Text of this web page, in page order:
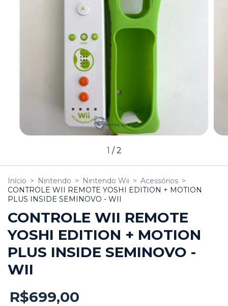
1 /2
Início > Nintendo > Nintendo Wii > Acessórios >
CONTROLE WII REMOTE YOSHI EDITION + MOTION
PLUS INSIDE SEMINOVO - WII
CONTROLE WII REMOTE
YOSHI EDITION + MOTION
PLUS INSIDE SEMINOVO -
WII
R$699,00